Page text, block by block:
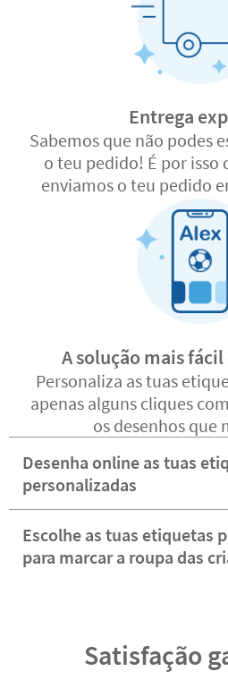
Entrega
Sabemos que não podes
o teu pedido! É por isso
enviamos o teu pedido
A solução mais
Personaliza as tuas
apenas alguns cliques
os desenhos que
Desenha online as tuas
personalizadas
Escolhe as tuas etiquetas
para marcar a roupa das
Satisfação